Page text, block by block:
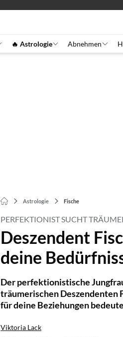
🔥 Astrologie Abnehmen
Astrologie Fische
PERFEKTIONIST SUCHT
Deszendent
deine
Der perfektionistische
träumerischen Deszendenten
für deine Beziehungen
Viktoria Lack